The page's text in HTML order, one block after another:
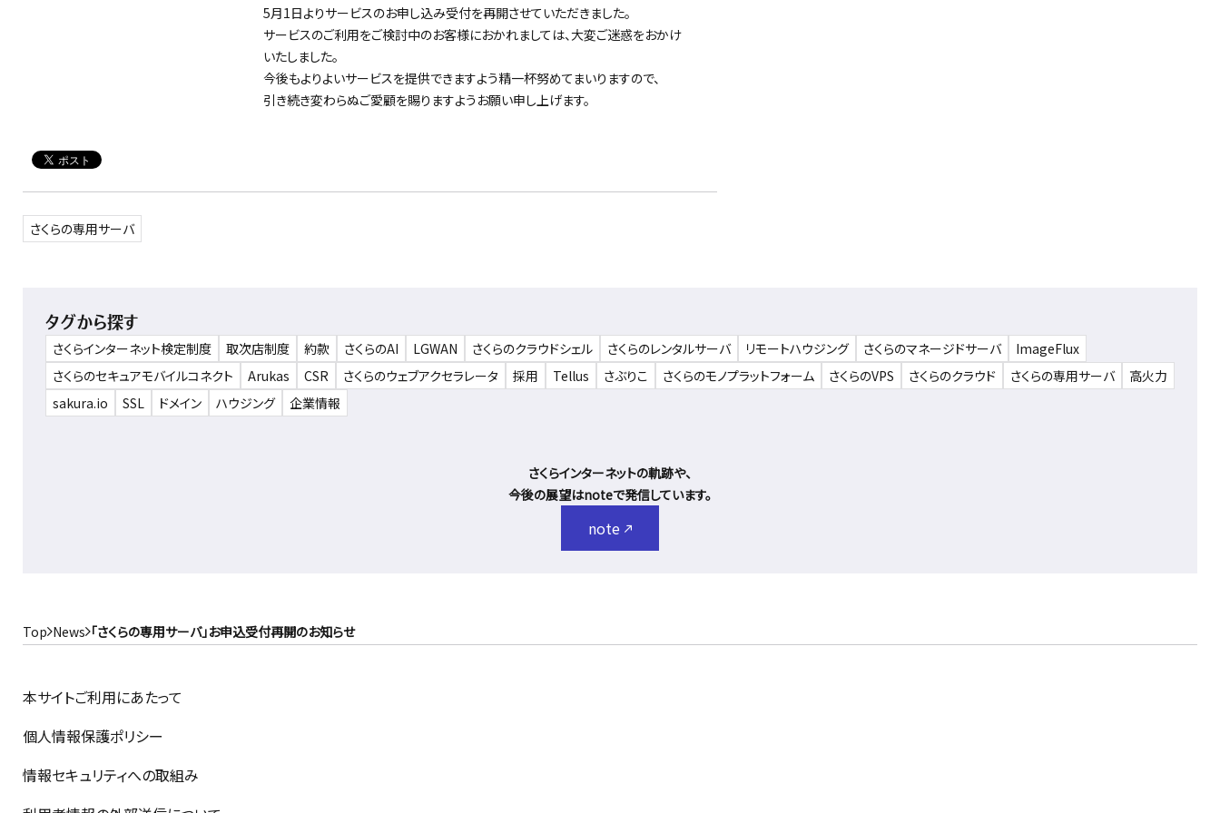
5月1日よりサービスのお申し込み受付を再開させていただきました。
サービスのご利用をご検討中のお客様におかれましては、大変ご迷惑をおかけ
いたしました。
今後もよりよいサービスを提供できますよう精一杯努めてまいりますので、
引き続き変わらぬご愛顧を賜りますようお願い申し上げます。
さくらの専用サーバ
タグから探す
さくらインターネット検定制度 取次店制度 約款 さくらのAI LGWAN さくらのクラウドシェル さくらのレンタルサーバ リモートハウジング さくらのマネージドサーバ
ImageFlux
さくらのセキュアモバイルコネクト
Arukas CSR さくらのウェブアクセラレータ 採用 Tellus さぶりこ さくらのモノプラットフォーム さくらのVPS さくらのクラウド さくらの専用サーバ
高火力
sakura.io
SSL ドメイン ハウジング 企業情報
さくらインターネットの軌跡や、
今後の展望はnoteで発信しています。
note
Top News 「さくらの専用サーバ」お申込受付再開のお知らせ
本サイトご利用にあたって
個人情報保護ポリシー
情報セキュリティへの取組み